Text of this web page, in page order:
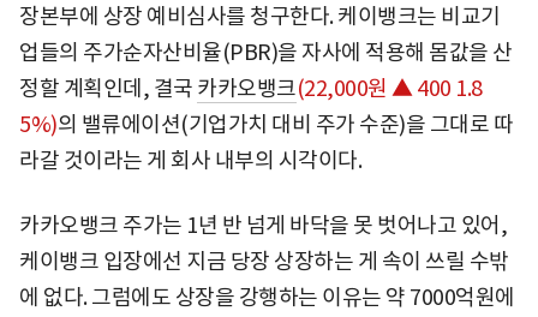
장본부에 상장 예비심사를 청구한다. 케이뱅크는 비교기
업들의 주가순자산비율(PBR)을 자사에 적용해 몸값을 산
정할 계획인데, 결국 카카오뱅크(22,000원 ▲ 400 1.8
5%)의 밸류에이션(기업가치 대비 주가 수준)을 그대로 따
라갈 것이라는 게 회사 내부의 시각이다.
카카오뱅크 주가는 1년 반 넘게 바닥을 못 벗어나고 있어,
케이뱅크 입장에선 지금 당장 상장하는 게 속이 쓰릴 수밖
에 없다. 그럼에도 상장을 강행하는 이유는 약 7000억원에